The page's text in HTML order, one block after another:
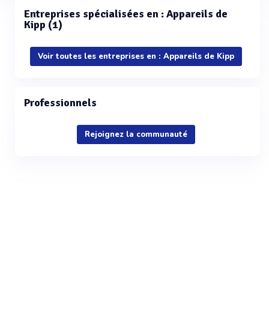
Entreprises spécialisées en : Appareils de
Kipp (1)
Voir toutes les entreprises en : Appareils de Kipp
Professionnels
Rejoignez la communauté